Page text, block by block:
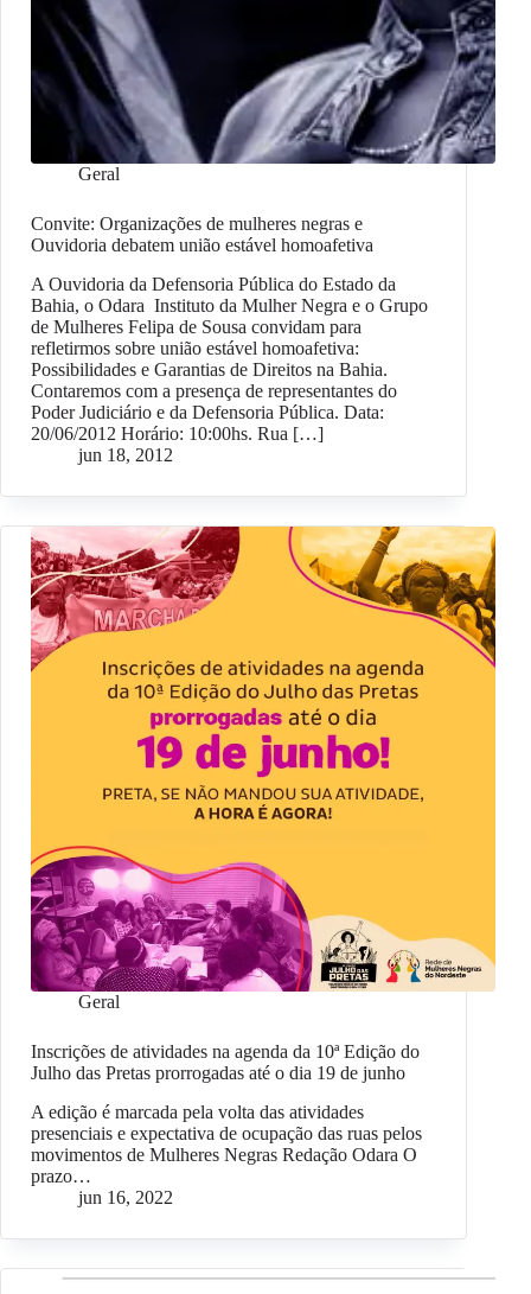
Geral
Convite: Organizações de mulheres negras e
Ouvidoria debatem união estável homoafetiva
A Ouvidoria da Defensoria Pública do Estado da
Bahia, o Odara Instituto da Mulher Negra e o Grupo
de Mulheres Felipa de Sousa convidam para
refletirmos sobre união estável homoafetiva:
Possibilidades e Garantias de Direitos na Bahia.
Contaremos com a presença de representantes do
Poder Judiciário e da Defensoria Pública. Data:
20/06/2012 Horário: 10:00hs. Rua […]
jun 18, 2012
Geral
Inscrições de atividades na agenda da 10ª Edição do
Julho das Pretas prorrogadas até o dia 19 de junho
A edição é marcada pela volta das atividades
presenciais e expectativa de ocupação das ruas pelos
movimentos de Mulheres Negras Redação Odara O
prazo…
jun 16, 2022